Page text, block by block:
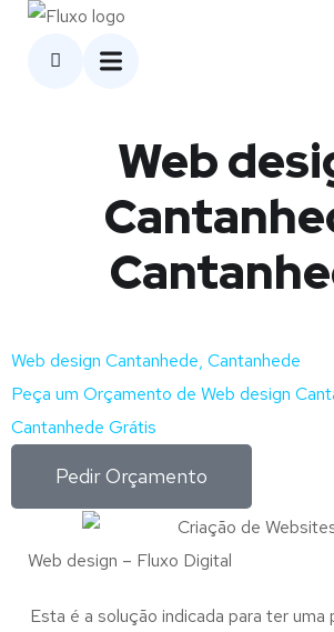
Web
Web design Cantanhede, Cantanhede
Peça um Orçamento de Web design
Cantanhede Grátis
Pedir Orçamento
Web design – Fluxo Digital
Esta é a solução indicada para ter uma